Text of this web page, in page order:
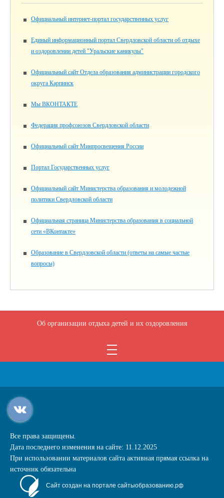
Официальный интернет-портал государственных услуг
Единый информационный портал Свердловской области об отдыхе
и оздоровлении детей "Уральские каникулы"
Официальный сайт Отдела образования администрации городского
округа Карпинск
Мы ВКОНТАКТЕ
Федерация профсоюзов Свердловской области
Официальный сайт Минпросвещения России
Портал Государственных услуг
Официальный сайт Министерства образования и молодежной
политики Свердловской области
Официальная страница Министерства образования в социальной
сети «ВКонтакте»
Образование в Свердловской области (ответы на самые частые
вопросы)
Об организации отдыха детей и их оздоровления
Все права защищены.
Дата последнего изменения на сайте: 11.12.2025
При использовании материалов сайта активная прямая ссылка на
источник обязательна
Сайт создан на портале сайтыобразованию.рф